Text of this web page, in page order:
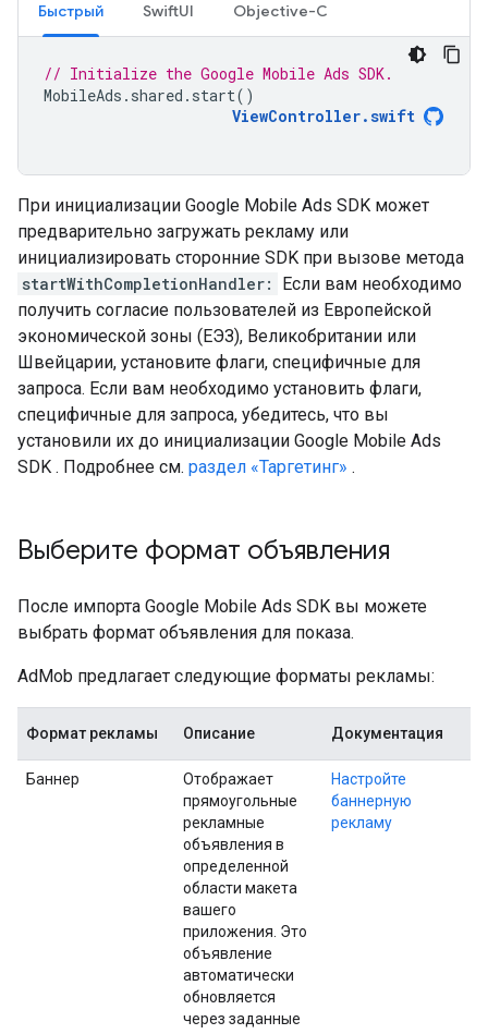
Быстрый SwiftUI Objective-C
// Initialize the Google Mobile Ads SDK.
MobileAds . shared . start()
ViewController.swift
При инициализации Google Mobile Ads SDK может
предварительно загружать рекламу или
инициализировать сторонние SDK при вызове метода
startWithCompletionHandler:
Если вам необходимо
получить согласие пользователей из Европейской
экономической зоны (ЕЭЗ), Великобритании или
Швейцарии, установите флаги, специфичные для
запроса. Если вам необходимо установить флаги,
специфичные для запроса, убедитесь, что вы
установили их до инициализации Google Mobile Ads
SDK . Подробнее см. раздел «Таргетинг» .
Выберите формат объявления
После импорта Google Mobile Ads SDK вы можете
выбрать формат объявления для показа.
AdMob предлагает следующие форматы рекламы:
Формат рекламы Описание Документация
Баннер
Отображает
прямоугольные
рекламные
объявления в
определенной
области макета
вашего
приложения. Это
объявление
автоматически
обновляется
через заданные
Настройте
баннерную
рекламу